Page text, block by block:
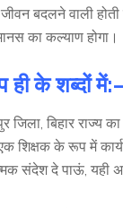
बदलने वाली
का कल्याण होगा।
ही के शब्दों
बिहार राज्य
शिक्षक के रूप में
संदेश दे पाऊं, यही